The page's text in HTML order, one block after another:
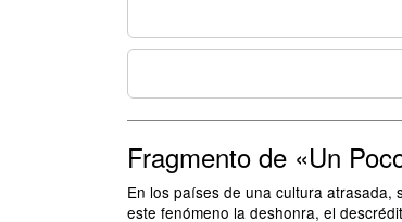
Fragmento de «Un
En los países de una cultura atrasada,
este fenómeno la deshonra, el